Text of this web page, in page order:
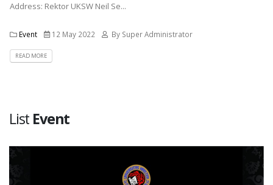
Address: Rektor UKSW Neil Se...
Event 12 May 2022 By Super Administrator
READ MORE
List Event